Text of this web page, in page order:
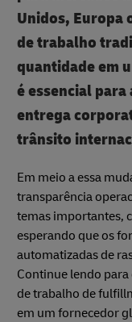
Unidos, Europa
de trabalho
quantidade em
é essencial
entrega
trânsito
Em meio a essa
transparência
temas importantes,
esperando que os
automatizadas de
Continue lendo
de trabalho de
em um fornecedor